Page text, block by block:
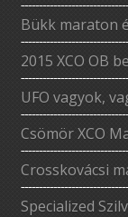
Bükk maraton
2015 XCO OB
UFO vagyok,
Csömör XCO
Crosskovácsi
Specialized